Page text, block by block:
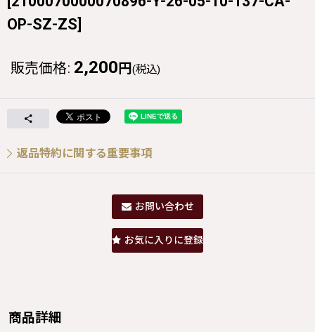
OP-SZ-ZS]
販売価格: 2,200 円 (税込)
返品特約に関する重要事項
お問い合わせ
お気に入りに登録
商品詳細